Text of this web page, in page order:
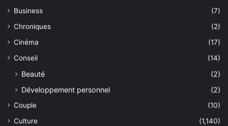
Business
(7)
Chroniques
(2)
Cinéma
(17)
Conseil
(14)
Beauté
(2)
Développement personnel
(2)
Couple
(10)
Culture
(1,140)